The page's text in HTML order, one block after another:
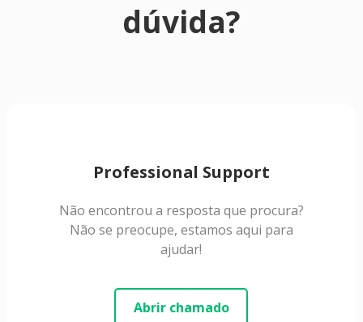
dúvida?
Professional Support
Não encontrou a resposta que procura?
Não se preocupe, estamos aqui para
ajudar!
Abrir chamado